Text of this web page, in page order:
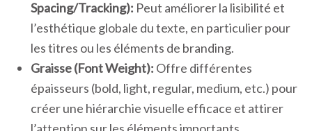
Spacing/Tracking): Peut améliorer la lisibilité et
l’esthétique globale du texte, en particulier pour
les titres ou les éléments de branding.
Graisse (Font Weight): Offre différentes
épaisseurs (bold, light, regular, medium, etc.) pour
créer une hiérarchie visuelle efficace et attirer